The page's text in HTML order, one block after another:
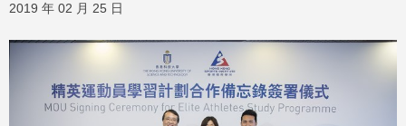
2019 年 02 月 25 日